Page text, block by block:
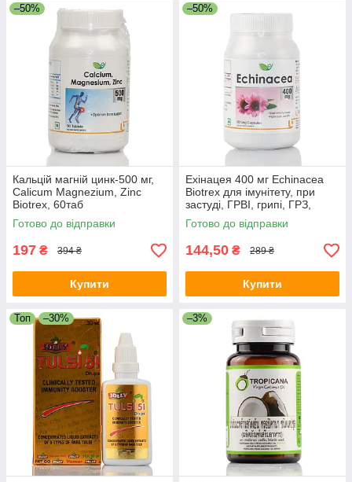
–50%
Кальцій магній цинк-500 мг,
Calicum Magnezium, Zinc
Biotrex, 60таб
Готово до відправки
197 ₴ 394 ₴
Купити
–50%
Ехінацея 400 мг Echinacea
Biotrex для імунітету, при
застуді, ГРВІ, грипі, ГРЗ,
імуностимулятор
Готово до відправки
144,50 ₴ 289 ₴
Купити
Топ –30% –3%